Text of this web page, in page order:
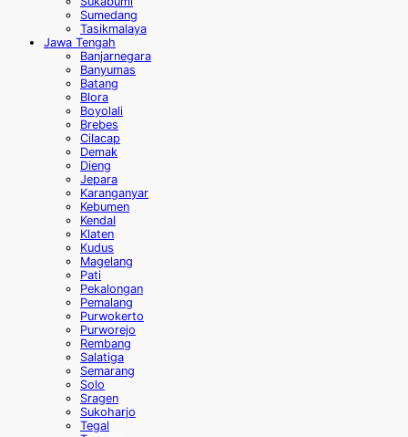
Sumedang
Tasikmalaya
Jawa Tengah
Banjarnegara
Banyumas
Batang
Blora
Boyolali
Brebes
Cilacap
Demak
Dieng
Jepara
Karanganyar
Kebumen
Kendal
Klaten
Kudus
Magelang
Pati
Pekalongan
Pemalang
Purwokerto
Purworejo
Rembang
Salatiga
Semarang
Solo
Sragen
Sukoharjo
Tegal